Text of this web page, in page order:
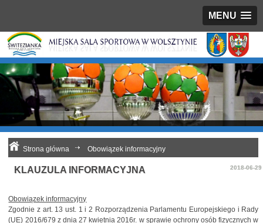
MENU
Strona główna Obowiązek informacyjny
KLAUZULA INFORMACYJNA 2018-06-29
Obowiązek informacyjny
Zgodnie z art. 13 ust. 1 i 2 Rozporządzenia Parlamentu Europejskiego i Rady
(UE) 2016/679 z dnia 27 kwietnia 2016r. w sprawie ochrony osób fizycznych w